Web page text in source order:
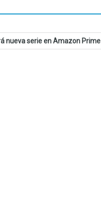
nueva serie en Amazon Prime